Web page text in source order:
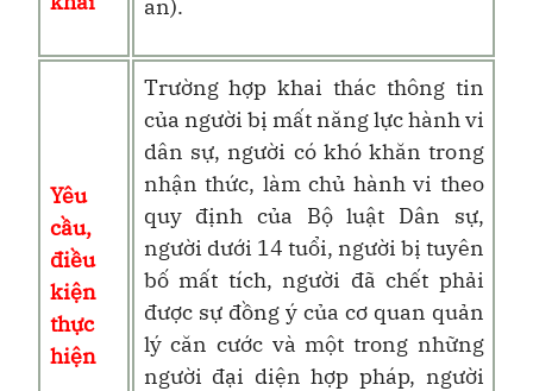
an).
Yêu
cầu,
điều
kiện
thực
hiện
Trường hợp khai thác thông tin
của người bị mất năng lực hành vi
dân sự, người có khó khăn trong
nhận thức, làm chủ hành vi theo
quy định của Bộ luật Dân sự,
người dưới 14 tuổi, người bị tuyên
bố mất tích, người đã chết phải
được sự đồng ý của cơ quan quản
lý căn cước và một trong những
người đại diện hợp pháp, người